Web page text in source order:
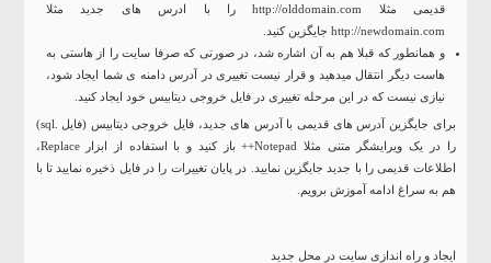
قدیمی مثلا http://olddomain.com را با ادرس های جدید مثلا
http://newdomain.com جایگزین کنید.
و همانطور که قبلا هم به آن اشاره شد، در صورتی که صرفا سایت را از هاستی به
هاست دیگر انتقال میدهید و قرار نیست تغییری در آدرس دامنه ی شما ایجاد شود،
نیازی نیست که در این مرحله تغییری در فایل خروجی دیتابیس خود ایجاد کنید.
برای جایگزین آدرس های قدیمی با آدرس های جدید، فایل خروجی دیتابیس (فایل .sql)
را در یک ویرایشگر متنی مثلا Notepad++ باز کنید و با استفاده از ابزار Replace،
اطلاعات قدیمی را با جدید جایگزین نمایید. در پایان تغییرات را در فایل ذخیره نمایید تا با
هم به سراغ ادامه آموزش برویم.
ایجاد و راه اندازی سایت در محل جدید